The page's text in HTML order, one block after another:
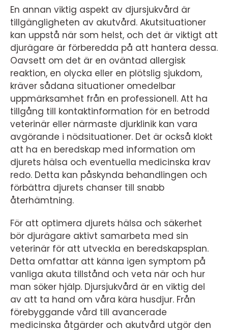
En annan viktig aspekt av djursjukvård är
tillgängligheten av akutvård. Akutsituationer
kan uppstå när som helst, och det är viktigt att
djurägare är förberedda på att hantera dessa.
Oavsett om det är en oväntad allergisk
reaktion, en olycka eller en plötslig sjukdom,
kräver sådana situationer omedelbar
uppmärksamhet från en professionell. Att ha
tillgång till kontaktinformation för en betrodd
veterinär eller närmaste djurklinik kan vara
avgörande i nödsituationer. Det är också klokt
att ha en beredskap med information om
djurets hälsa och eventuella medicinska krav
redo. Detta kan påskynda behandlingen och
förbättra djurets chanser till snabb
återhämtning.
För att optimera djurets hälsa och säkerhet
bör djurägare aktivt samarbeta med sin
veterinär för att utveckla en beredskapsplan.
Detta omfattar att känna igen symptom på
vanliga akuta tillstånd och veta när och hur
man söker hjälp. Djursjukvård är en viktig del
av att ta hand om våra kära husdjur. Från
förebyggande vård till avancerade
medicinska åtgärder och akutvård utgör den